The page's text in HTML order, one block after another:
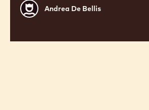
Andrea
De
Andrea De Bellis